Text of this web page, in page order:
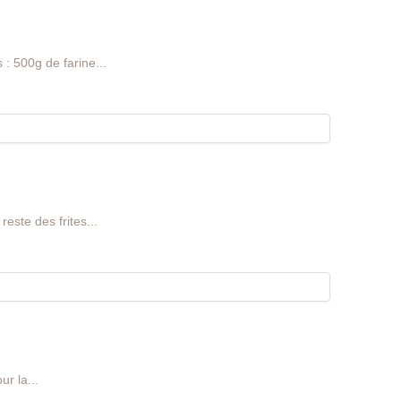
500g de farine...
des frites...
la...